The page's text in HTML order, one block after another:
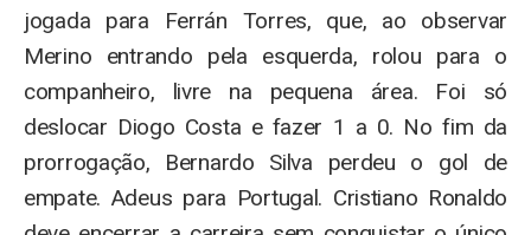
jogada para Ferrán Torres, que, ao observar
Merino entrando pela esquerda, rolou para o
companheiro, livre na pequena área. Foi só
deslocar Diogo Costa e fazer 1 a 0. No fim da
prorrogação, Bernardo Silva perdeu o gol de
empate. Adeus para Portugal. Cristiano Ronaldo